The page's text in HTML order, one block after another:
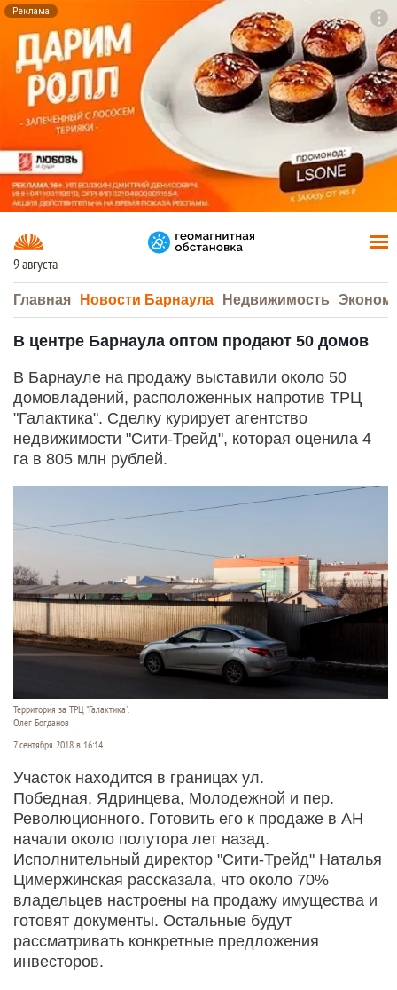
Реклама
9 августа
Главная Новости Барнаула Недвижимость
В центре Барнаула оптом продают 50 домов
В Барнауле на продажу выставили около 50
домовладений, расположенных напротив ТРЦ
"Галактика". Сделку курирует агентство
недвижимости "Сити-Трейд", которая оценила 4
га в 805 млн рублей.
Территория за ТРЦ "Галактика".
Олег Богданов
7 сентября 2018 в 16:14
Участок находится в границах ул.
Победная, Ядринцева, Молодежной и пер.
Революционного. Готовить его к продаже в АН
начали около полутора лет назад.
Исполнительный директор "Сити-Трейд" Наталья
Цимержинская рассказала, что около 70%
владельцев настроены на продажу имущества и
готовят документы. Остальные будут
рассматривать конкретные предложения
инвесторов.